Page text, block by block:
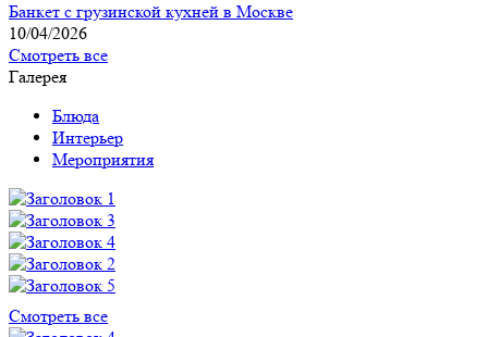
Банкет с грузинской кухней в Москве
10/04/2026
Смотреть все
Галерея
Блюда
Интерьер
Мероприятия
Смотреть все